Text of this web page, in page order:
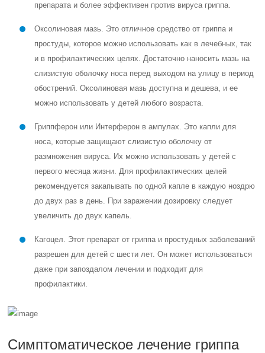
препарата и более эффективен против вируса гриппа.
Оксолиновая мазь. Это отличное средство от гриппа и
простуды, которое можно использовать как в лечебных, так
и в профилактических целях. Достаточно наносить мазь на
слизистую оболочку носа перед выходом на улицу в период
обострений. Оксолиновая мазь доступна и дешева, и ее
можно использовать у детей любого возраста.
Гриппферон или Интерферон в ампулах. Это капли для
носа, которые защищают слизистую оболочку от
размножения вируса. Их можно использовать у детей с
первого месяца жизни. Для профилактических целей
рекомендуется закапывать по одной капле в каждую ноздрю
до двух раз в день. При заражении дозировку следует
увеличить до двух капель.
Кагоцел. Этот препарат от гриппа и простудных заболеваний
разрешен для детей с шести лет. Он может использоваться
даже при запоздалом лечении и подходит для
профилактики.
Симптоматическое лечение гриппа